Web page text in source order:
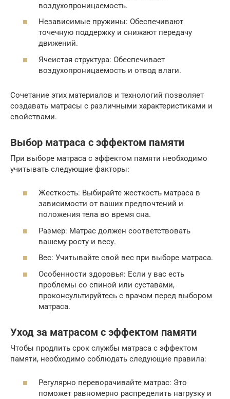
воздухопроницаемость.
Независимые пружины: Обеспечивают
точечную поддержку и снижают передачу
движений.
Ячеистая структура: Обеспечивает
воздухопроницаемость и отвод влаги.
Сочетание этих материалов и технологий позволяет
создавать матрасы с различными характеристиками и
свойствами.
Выбор матраса с эффектом памяти
При выборе матраса с эффектом памяти необходимо
учитывать следующие факторы:
Жесткость: Выбирайте жесткость матраса в
зависимости от ваших предпочтений и
положения тела во время сна.
Размер: Матрас должен соответствовать
вашему росту и весу.
Вес: Учитывайте свой вес при выборе матраса.
Особенности здоровья: Если у вас есть
проблемы со спиной или суставами,
проконсультируйтесь с врачом перед выбором
матраса.
Уход за матрасом с эффектом памяти
Чтобы продлить срок службы матраса с эффектом
памяти, необходимо соблюдать следующие правила:
Регулярно переворачивайте матрас: Это
поможет равномерно распределить нагрузку и